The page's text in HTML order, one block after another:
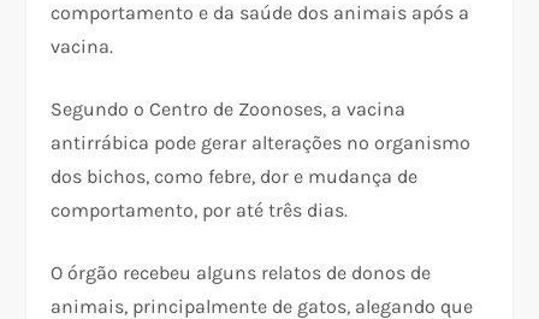
comportamento e da saúde dos animais após a
vacina.
Segundo o Centro de Zoonoses, a vacina
antirrábica pode gerar alterações no organismo
dos bichos, como febre, dor e mudança de
comportamento, por até três dias.
O órgão recebeu alguns relatos de donos de
animais, principalmente de gatos, alegando que